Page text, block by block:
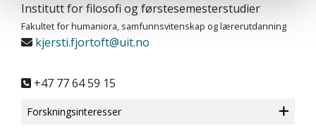
Institutt for filosofi og førstesemesterstudier
Fakultet for humaniora, samfunnsvitenskap og lærerutdanning
kjersti.fjortoft@uit.no
+47 77 64 59 15
Forskningsinteresser